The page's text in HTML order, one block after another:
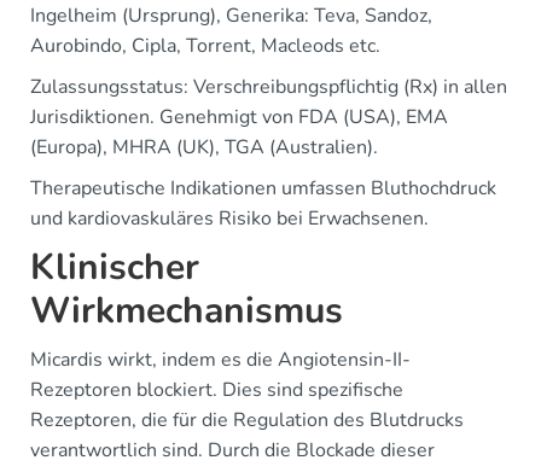
Ingelheim (Ursprung), Generika: Teva, Sandoz,
Aurobindo, Cipla, Torrent, Macleods etc.
Zulassungsstatus: Verschreibungspflichtig (Rx) in allen
Jurisdiktionen. Genehmigt von FDA (USA), EMA
(Europa), MHRA (UK), TGA (Australien).
Therapeutische Indikationen umfassen Bluthochdruck
und kardiovaskuläres Risiko bei Erwachsenen.
Klinischer
Wirkmechanismus
Micardis wirkt, indem es die Angiotensin-II-
Rezeptoren blockiert. Dies sind spezifische
Rezeptoren, die für die Regulation des Blutdrucks
verantwortlich sind. Durch die Blockade dieser